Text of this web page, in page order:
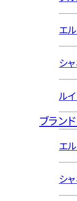
エ
シ
ルイ
ブラン
エ
シ